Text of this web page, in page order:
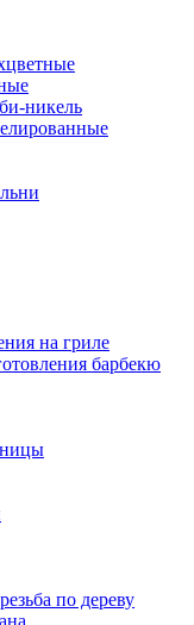
никель
на гриле
барбекю
по дереву